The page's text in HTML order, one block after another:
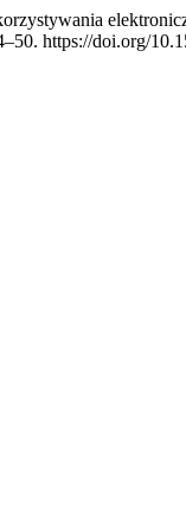
https://doi.org/